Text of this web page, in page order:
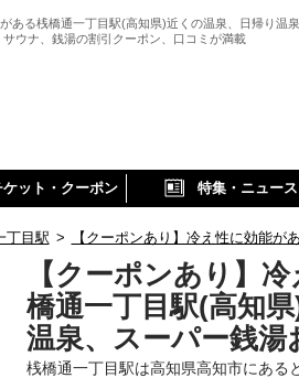
ある桟橋通一丁目駅(高知県)近くの温泉、日帰り温
ウナ、銭湯の割引クーポン、口コミが満載
ケット・クーポン 特集・ニュース
丁目駅 > 【クーポンあり】冷え性に効能が
【クーポンあり】
橋通一丁目駅(高知
温泉、スーパー銭湯
桟橋通一丁目駅は高知県高知市にある